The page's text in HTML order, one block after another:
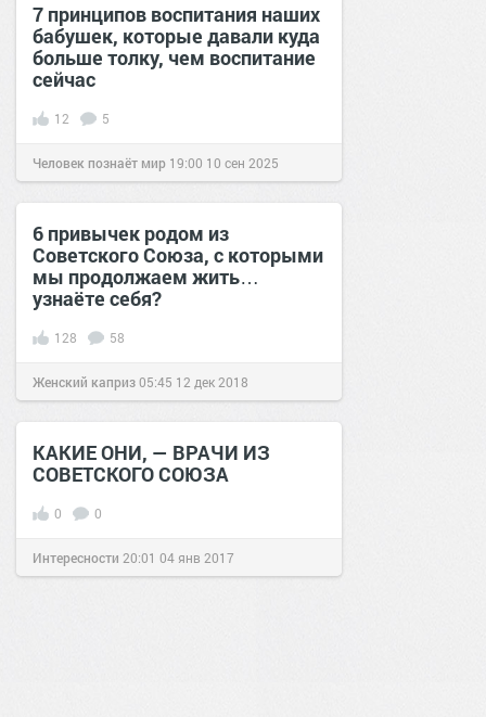
7 принципов воспитания наших
бабушек, которые давали куда
больше толку, чем воспитание
сейчас
12 5
Человек познаёт мир 19:00 10 сен 2025
6 привычек родом из
Советского Союза, с которыми
мы продолжаем жить…
узнаёте себя?
128 58
Женский каприз05:45 12 дек 2018
КАКИЕ ОНИ, — ВРАЧИ ИЗ
СОВЕТСКОГО СОЮЗА
0 0
Интересности 20:01 04 янв 2017